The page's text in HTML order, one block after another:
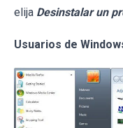
elija Desinstalar un
Usuarios de